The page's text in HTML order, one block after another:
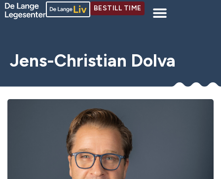
BESTILL TIME
Jens-Christian Dolva